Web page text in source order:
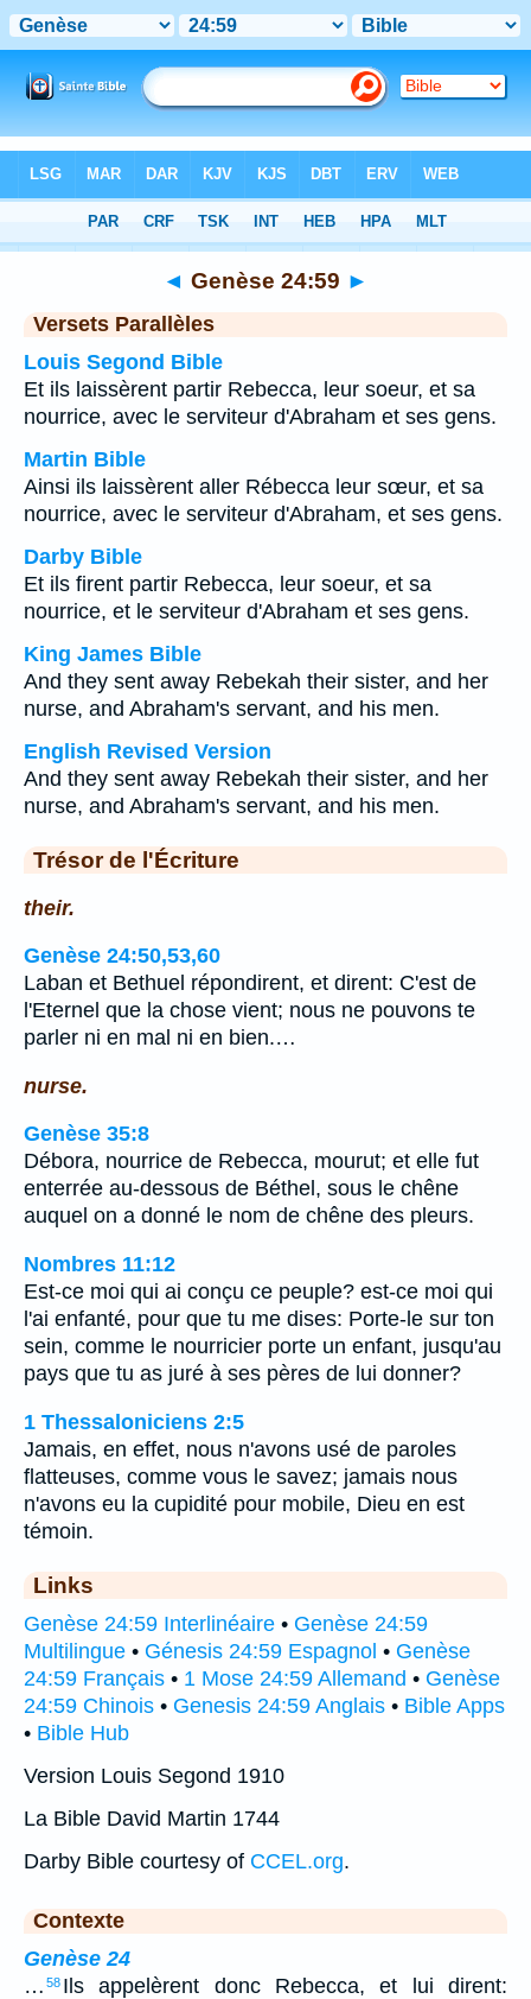
Chapitre 24 > Verset 59
◄ Genèse 24:59 ►
Versets Parallèles
Louis Segond Bible
Et ils laissèrent partir Rebecca, leur soeur, et sa
nourrice, avec le serviteur d'Abraham et ses gens.
Martin Bible
Ainsi ils laissèrent aller Rébecca leur sœur, et sa
nourrice, avec le serviteur d'Abraham, et ses gens.
Darby Bible
Et ils firent partir Rebecca, leur soeur, et sa
nourrice, et le serviteur d'Abraham et ses gens.
King James Bible
And they sent away Rebekah their sister, and her
nurse, and Abraham's servant, and his men.
English Revised Version
And they sent away Rebekah their sister, and her
nurse, and Abraham's servant, and his men.
Trésor de l'Écriture
their.
Genèse 24:50,53,60
Laban et Bethuel répondirent, et dirent: C'est de
l'Eternel que la chose vient; nous ne pouvons te
parler ni en mal ni en bien.…
nurse.
Genèse 35:8
Débora, nourrice de Rebecca, mourut; et elle fut
enterrée au-dessous de Béthel, sous le chêne
auquel on a donné le nom de chêne des pleurs.
Nombres 11:12
Est-ce moi qui ai conçu ce peuple? est-ce moi qui
l'ai enfanté, pour que tu me dises: Porte-le sur ton
sein, comme le nourricier porte un enfant, jusqu'au
pays que tu as juré à ses pères de lui donner?
1 Thessaloniciens 2:5
Jamais, en effet, nous n'avons usé de paroles
flatteuses, comme vous le savez; jamais nous
n'avons eu la cupidité pour mobile, Dieu en est
témoin.
Links
Genèse 24:59 Interlinéaire • Genèse 24:59
Multilingue • Génesis 24:59 Espagnol • Genèse
24:59 Français • 1 Mose 24:59 Allemand • Genèse
24:59 Chinois • Genesis 24:59 Anglais • Bible Apps
• Bible Hub
Version Louis Segond 1910
La Bible David Martin 1744
Darby Bible courtesy of CCEL.org.
Contexte
Genèse 24
… 58 Ils appelèrent donc Rebecca, et lui dirent: